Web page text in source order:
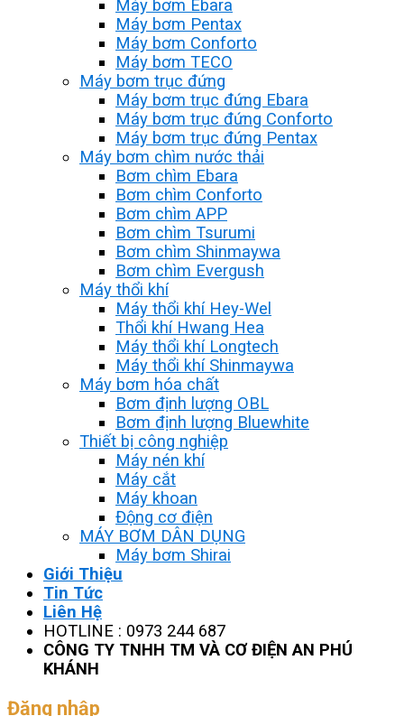
Máy bơm Ebara
Máy bơm Pentax
Máy bơm Conforto
Máy bơm TECO
Máy bơm trục đứng
Máy bơm trục đứng Ebara
Máy bơm trục đứng Conforto
Máy bơm trục đứng Pentax
Máy bơm chìm nước thải
Bơm chìm Ebara
Bơm chìm Conforto
Bơm chìm APP
Bơm chìm Tsurumi
Bơm chìm Shinmaywa
Bơm chìm Evergush
Máy thổi khí
Máy thổi khí Hey-Wel
Thổi khí Hwang Hea
Máy thổi khí Longtech
Máy thổi khí Shinmaywa
Máy bơm hóa chất
Bơm định lượng OBL
Bơm định lượng Bluewhite
Thiết bị công nghiệp
Máy nén khí
Máy cắt
Máy khoan
Động cơ điện
MÁY BƠM DÂN DỤNG
Máy bơm Shirai
Giới Thiệu
Tin Tức
Liên Hệ
HOTLINE : 0973 244 687
CÔNG TY TNHH TM VÀ CƠ ĐIỆN AN PHÚ
KHÁNH
Đăng nhập